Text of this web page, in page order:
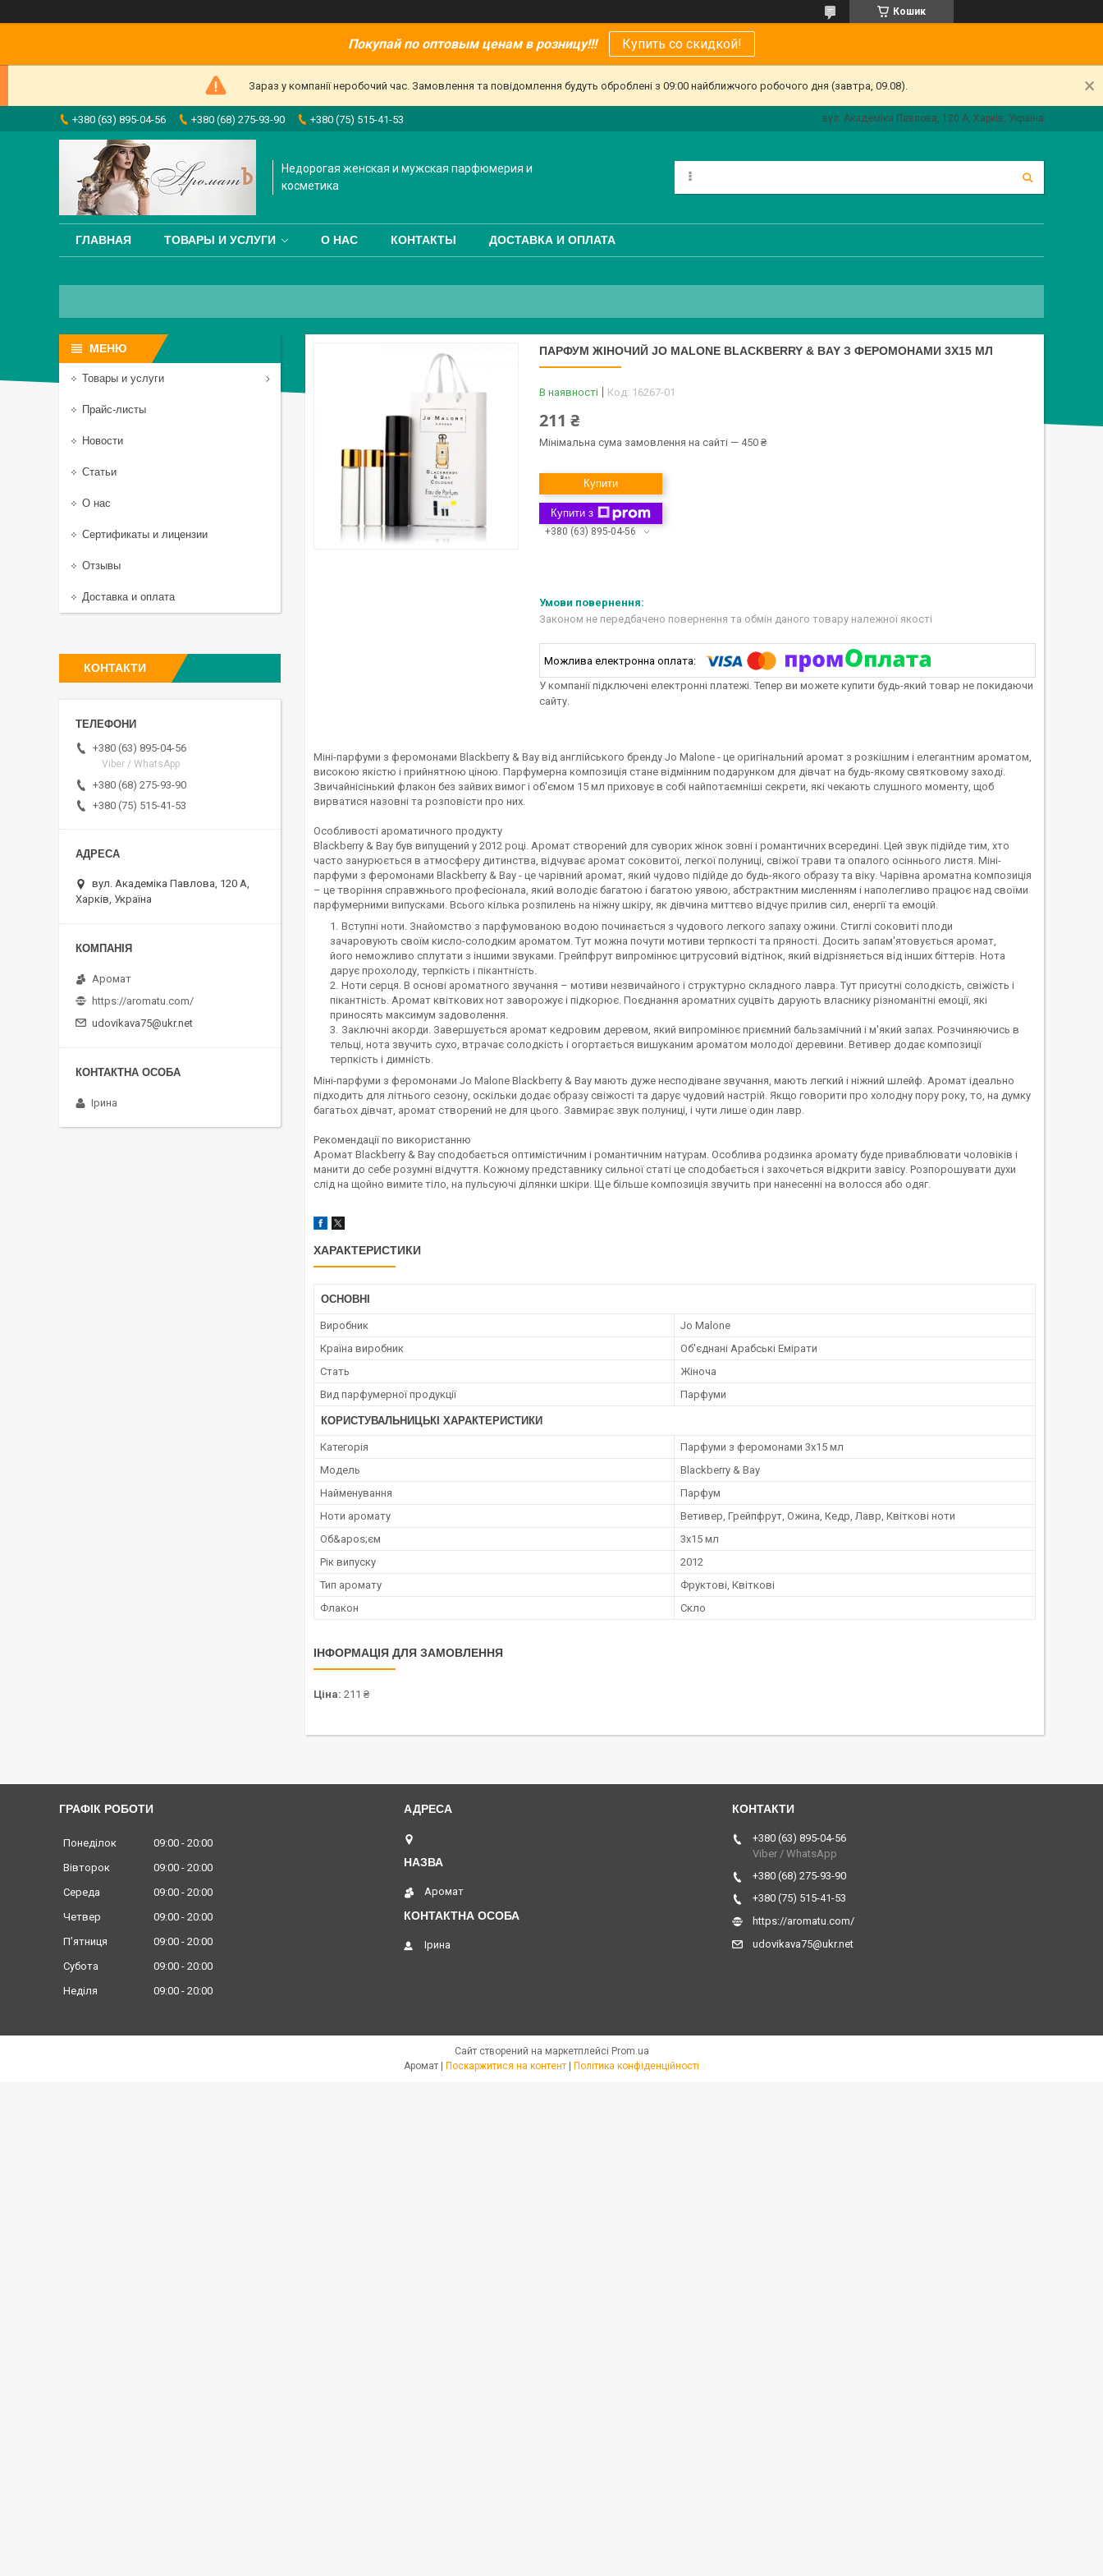
Кошик
Покупай по оптовым ценам в розницу!!! Купить со скидкой!
Зараз у компанії неробочий час. Замовлення та повідомлення будуть оброблені з 09:00 найближчого робочого дня (завтра, 09.08).
+380 (63) 895-04-56 +380 (68) 275-93-90 +380 (75) 515-41-53 вул. Академіка Павлова, 120 А, Харків, Україна
Недорогая женская и мужская парфюмерия и
косметика
ГЛАВНАЯ ТОВАРЫ И УСЛУГИ О НАС КОНТАКТЫ ДОСТАВКА И ОПЛАТА
ПАРФУМ ЖІНОЧИЙ JO MALONE BLACKBERRY & BAY З ФЕРОМОНАМИ 3Х15 МЛ
В наявності Код: 16267-01
211 ₴
Мінімальна сума замовлення на сайті — 450 ₴
Купити
Купити з
+380 (63) 895-04-56
Законом не передбачено повернення та обмін даного товару належної якості
У компанії підключені електронні платежі. Тепер ви можете купити будь-який товар не покидаючи
сайту.
Міні-парфуми з феромонами Blackberry & Bay від англійського бренду Jo Malone - це оригінальний аромат з розкішним і елегантним ароматом,
високою якістю і прийнятною ціною. Парфумерна композиція стане відмінним подарунком для дівчат на будь-якому святковому заході.
Звичайнісінький флакон без зайвих вимог і об'ємом 15 мл приховує в собі найпотаємніші секрети, які чекають слушного моменту, щоб
вирватися назовні та розповісти про них.
Особливості ароматичного продукту
Blackberry & Bay був випущений у 2012 році. Аромат створений для суворих жінок зовні і романтичних всередині. Цей звук підійде тим, хто
часто занурюється в атмосферу дитинства, відчуває аромат соковитої, легкої полуниці, свіжої трави та опалого осіннього листя. Міні-
парфуми з феромонами Blackberry & Bay - це чарівний аромат, який чудово підійде до будь-якого образу та віку. Чарівна ароматна композиція
– це творіння справжнього професіонала, який володіє багатою і багатою уявою, абстрактним мисленням і наполегливо працює над своїми
парфумерними випусками. Всього кілька розпилень на ніжну шкіру, як дівчина миттєво відчує прилив сил, енергії та емоцій.
Вступні ноти. Знайомство з парфумованою водою починається з чудового легкого запаху ожини. Стиглі соковиті плоди
зачаровують своїм кисло-солодким ароматом. Тут можна почути мотиви терпкості та пряності. Досить запам'ятовується аромат,
його неможливо сплутати з іншими звуками. Грейпфрут випромінює цитрусовий відтінок, який відрізняється від інших біттерів. Нота
дарує прохолоду, терпкість і пікантність.
Ноти серця. В основі ароматного звучання – мотиви незвичайного і структурно складного лавра. Тут присутні солодкість, свіжість і
пікантність. Аромат квіткових нот заворожує і підкорює. Поєднання ароматних суцвіть дарують власнику різноманітні емоції, які
приносять максимум задоволення.
Заключні акорди. Завершується аромат кедровим деревом, який випромінює приємний бальзамічний і м'який запах. Розчиняючись в
тельці, нота звучить сухо, втрачає солодкість і огортається вишуканим ароматом молодої деревини. Ветивер додає композиції
терпкість і димність.
Міні-парфуми з феромонами Jo Malone Blackberry & Bay мають дуже несподіване звучання, мають легкий і ніжний шлейф. Аромат ідеально
підходить для літнього сезону, оскільки додає образу свіжості та дарує чудовий настрій. Якщо говорити про холодну пору року, то, на думку
багатьох дівчат, аромат створений не для цього. Завмирає звук полуниці, і чути лише один лавр.
Рекомендації по використанню
Аромат Blackberry & Bay сподобається оптимістичним і романтичним натурам. Особлива родзинка аромату буде приваблювати чоловіків і
манити до себе розумні відчуття. Кожному представнику сильної статі це сподобається і захочеться відкрити завісу. Розпорошувати духи
слід на щойно вимите тіло, на пульсуючі ділянки шкіри. Ще більше композиція звучить при нанесенні на волосся або одяг.
ХАРАКТЕРИСТИКИ
ОСНОВНІ
Виробник
Jo Malone
Країна виробник
Об'єднані Арабські Емірати
Стать
Жіноча
Вид парфумерної продукції
Парфуми
КОРИСТУВАЛЬНИЦЬКІ ХАРАКТЕРИСТИКИ
Категорія
Парфуми з феромонами 3х15 мл
Мoдель
Blackberry & Bay
Найменування
Парфум
Ноти аромату
Ветивер, Грейпфрут, Ожина, Кедр, Лавр, Квіткові ноти
Об&apos;єм
3х15 мл
Рік випуску
2012
Тип аромату
Фруктові, Квіткові
Флакон
Скло
ІНФОРМАЦІЯ ДЛЯ ЗАМОВЛЕННЯ
Ціна: 211 ₴
Товары и услуги
Прайс-листы
Новости
Статьи
О нас
Сертификаты и лицензии
Отзывы
Доставка и оплата
КОНТАКТИ
+380 (63) 895-04-56
Viber / WhatsApp
+380 (68) 275-93-90
+380 (75) 515-41-53
вул. Академіка Павлова, 120 А,
Харків, Україна
Аромат
https://aromatu.com/
udovikava75@ukr.net
Ірина
ГРАФІК РОБОТИ
Понеділок 09:00
20:00
Вівторок
09:00
20:00
Середа
09:00
20:00
Четвер
09:00
20:00
Пʼятниця
09:00
20:00
Субота
09:00
20:00
Неділя
09:00 20:00
Аромат
Ірина
+380 (63) 895-04-56
Viber / WhatsApp
+380 (68) 275-93-90
+380 (75) 515-41-53
https://aromatu.com/
udovikava75@ukr.net
Сайт створений на маркетплейсі Prom.ua
Поскаржитися на контент Політика конфіденційності